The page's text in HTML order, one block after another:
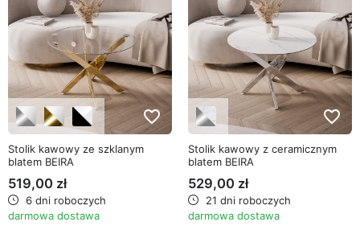
favorite_border
Stolik kawowy ze szklanym
blatem BEIRA
519,00 zł
6 dni roboczych
darmowa dostawa
favorite_border
Stolik kawowy z ceramicznym
blatem BEIRA
529,00 zł
21 dni roboczych
darmowa dostawa